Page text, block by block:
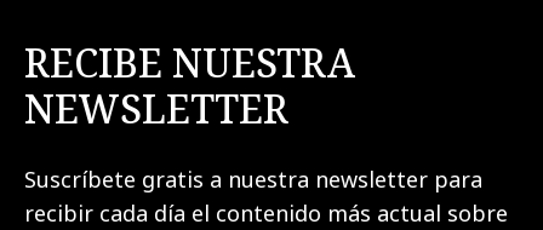
RECIBE NUESTRA
NEWSLETTER
Suscríbete gratis a nuestra newsletter para
recibir cada día el contenido más actual sobre